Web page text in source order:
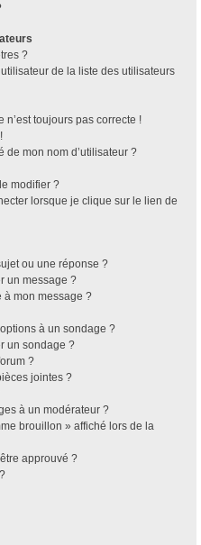
?
de la liste des utilisateurs
n’est toujours pas correcte !
de mon nom d’utilisateur ?
modifier ?
lorsque je clique sur le lien de
ou une réponse ?
un message ?
à mon message ?
à un sondage ?
un sondage ?
?
jointes ?
à un modérateur ?
brouillon » affiché lors de la
approuvé ?